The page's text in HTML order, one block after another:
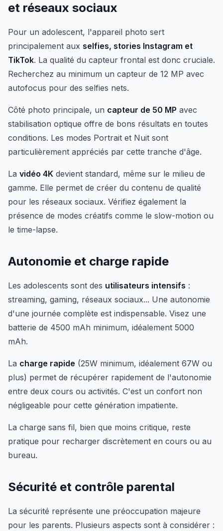
et réseaux sociaux
Pour un adolescent, l'appareil photo sert
principalement aux selfies, stories Instagram et
TikTok. La qualité du capteur frontal est donc cruciale.
Recherchez au minimum un capteur de 12 MP avec
autofocus pour des selfies nets.
Côté photo principale, un capteur de 50 MP avec
stabilisation optique offre de bons résultats en toutes
conditions. Les modes Portrait et Nuit sont
particulièrement appréciés par cette tranche d'âge.
La vidéo 4K devient standard, même sur le milieu de
gamme. Elle permet de créer du contenu de qualité
pour les réseaux sociaux. Vérifiez également la
présence de modes créatifs comme le slow-motion ou
le time-lapse.
Autonomie et charge rapide
Les adolescents sont des utilisateurs intensifs :
streaming, gaming, réseaux sociaux... Une autonomie
d'une journée complète est indispensable. Visez une
batterie de 4500 mAh minimum, idéalement 5000
mAh.
La charge rapide (25W minimum, idéalement 67W ou
plus) permet de récupérer rapidement de l'autonomie
entre deux cours ou activités. C'est un confort non
négligeable pour cette génération impatiente.
La charge sans fil, bien que moins critique, reste
pratique pour recharger discrètement en cours ou au
bureau.
Sécurité et contrôle parental
La sécurité représente une préoccupation majeure
pour les parents. Plusieurs aspects sont à considérer :